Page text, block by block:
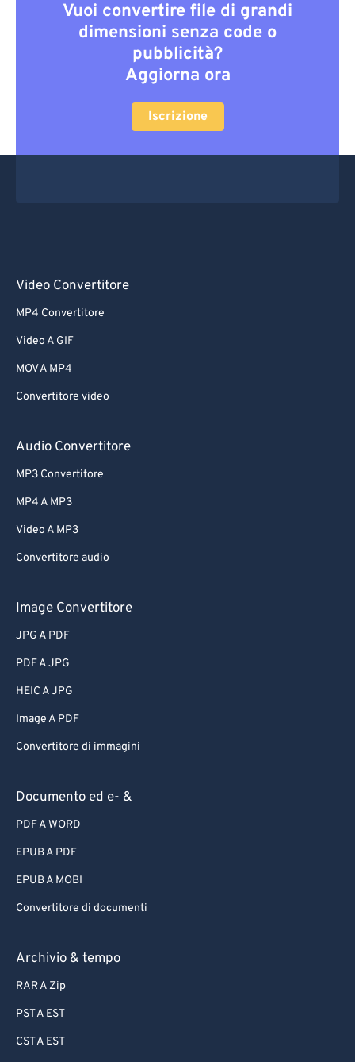
Vuoi convertire file di grandi
dimensioni senza code o
pubblicità?
Aggiorna ora
Iscrizione
Video Convertitore
MP4 Convertitore
Video A GIF
MOV A MP4
Convertitore video
Audio Convertitore
MP3 Convertitore
MP4 A MP3
Video A MP3
Convertitore audio
Image Convertitore
JPG A PDF
PDF A JPG
HEIC A JPG
Image A PDF
Convertitore di immagini
Documento ed e- &
PDF A WORD
EPUB A PDF
EPUB A MOBI
Convertitore di documenti
Archivio & tempo
RAR A Zip
PST A EST
CST A EST